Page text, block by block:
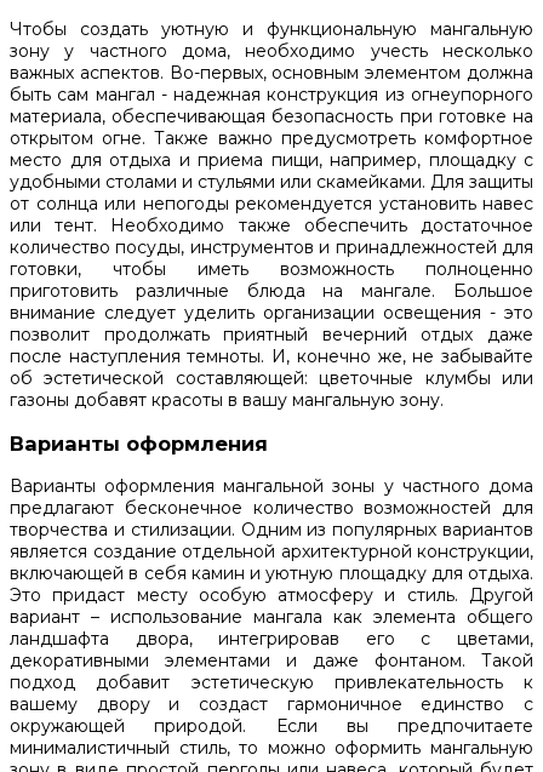
Чтобы создать уютную и функциональную мангальную
зону у частного дома, необходимо учесть несколько
важных аспектов. Во-первых, основным элементом должна
быть сам мангал - надежная конструкция из огнеупорного
материала, обеспечивающая безопасность при готовке на
открытом огне. Также важно предусмотреть комфортное
место для отдыха и приема пищи, например, площадку с
удобными столами и стульями или скамейками. Для защиты
от солнца или непогоды рекомендуется установить навес
или тент. Необходимо также обеспечить достаточное
количество посуды, инструментов и принадлежностей для
готовки, чтобы иметь возможность полноценно
приготовить различные блюда на мангале. Большое
внимание следует уделить организации освещения - это
позволит продолжать приятный вечерний отдых даже
после наступления темноты. И, конечно же, не забывайте
об эстетической составляющей: цветочные клумбы или
газоны добавят красоты в вашу мангальную зону.
Варианты оформления
Варианты оформления мангальной зоны у частного дома
предлагают бесконечное количество возможностей для
творчества и стилизации. Одним из популярных вариантов
является создание отдельной архитектурной конструкции,
включающей в себя камин и уютную площадку для отдыха.
Это придаст месту особую атмосферу и стиль. Другой
вариант – использование мангала как элемента общего
ландшафта двора, интегрировав его с цветами,
декоративными элементами и даже фонтаном. Такой
подход добавит эстетическую привлекательность к
вашему двору и создаст гармоничное единство с
окружающей природой. Если вы предпочитаете
минималистичный стиль, то можно оформить мангальную